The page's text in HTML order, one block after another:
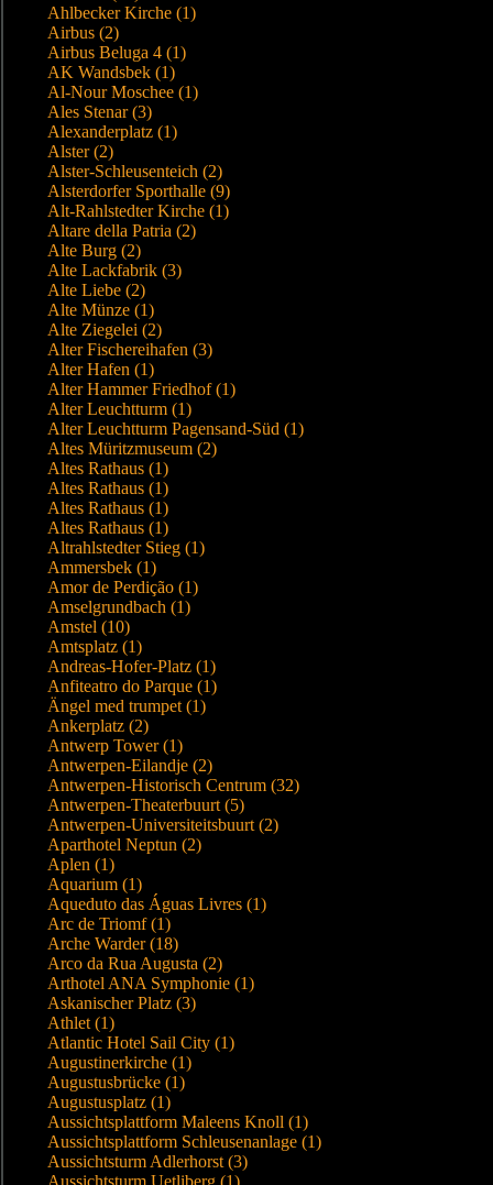
Ahlbecker Kirche (1)
Airbus (2)
Airbus Beluga 4 (1)
AK Wandsbek (1)
Al-Nour Moschee (1)
Ales Stenar (3)
Alexanderplatz (1)
Alster (2)
Alster-Schleusenteich (2)
Alsterdorfer Sporthalle (9)
Alt-Rahlstedter Kirche (1)
Altare della Patria (2)
Alte Burg (2)
Alte Lackfabrik (3)
Alte Liebe (2)
Alte Münze (1)
Alte Ziegelei (2)
Alter Fischereihafen (3)
Alter Hafen (1)
Alter Hammer Friedhof (1)
Alter Leuchtturm (1)
Alter Leuchtturm Pagensand-Süd (1)
Altes Müritzmuseum (2)
Altes Rathaus (1)
Altes Rathaus (1)
Altes Rathaus (1)
Altes Rathaus (1)
Altrahlstedter Stieg (1)
Ammersbek (1)
Amor de Perdição (1)
Amselgrundbach (1)
Amstel (10)
Amtsplatz (1)
Andreas-Hofer-Platz (1)
Anfiteatro do Parque (1)
Ängel med trumpet (1)
Ankerplatz (2)
Antwerp Tower (1)
Antwerpen-Eilandje (2)
Antwerpen-Historisch Centrum (32)
Antwerpen-Theaterbuurt (5)
Antwerpen-Universiteitsbuurt (2)
Aparthotel Neptun (2)
Aplen (1)
Aquarium (1)
Aqueduto das Águas Livres (1)
Arc de Triomf (1)
Arche Warder (18)
Arco da Rua Augusta (2)
Arthotel ANA Symphonie (1)
Askanischer Platz (3)
Athlet (1)
Atlantic Hotel Sail City (1)
Augustinerkirche (1)
Augustusbrücke (1)
Augustusplatz (1)
Aussichtsplattform Maleens Knoll (1)
Aussichtsplattform Schleusenanlage (1)
Aussichtsturm Adlerhorst (3)
Aussichtsturm Uetliberg (1)